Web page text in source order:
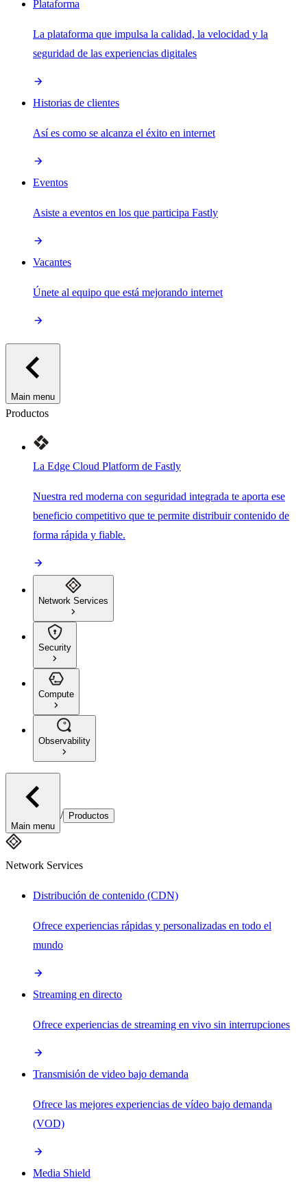
Plataforma
La plataforma que impulsa la calidad, la velocidad y la
seguridad de las experiencias digitales
Historias de clientes
Así es como se alcanza el éxito en internet
Eventos
Asiste a eventos en los que participa Fastly
Vacantes
Únete al equipo que está mejorando internet
Main menu
Productos
La Edge Cloud Platform de Fastly
Nuestra red moderna con seguridad integrada te aporta ese
beneficio competitivo que te permite distribuir contenido de
forma rápida y fiable.
Network Services
Security
Compute
Observability
Main menu
/ Productos
Network Services
Distribución de contenido (CDN)
Ofrece experiencias rápidas y personalizadas en todo el
mundo
Streaming en directo
Ofrece experiencias de streaming en vivo sin interrupciones
Transmisión de video bajo demanda
Ofrece las mejores experiencias de vídeo bajo demanda
(VOD)
Media Shield